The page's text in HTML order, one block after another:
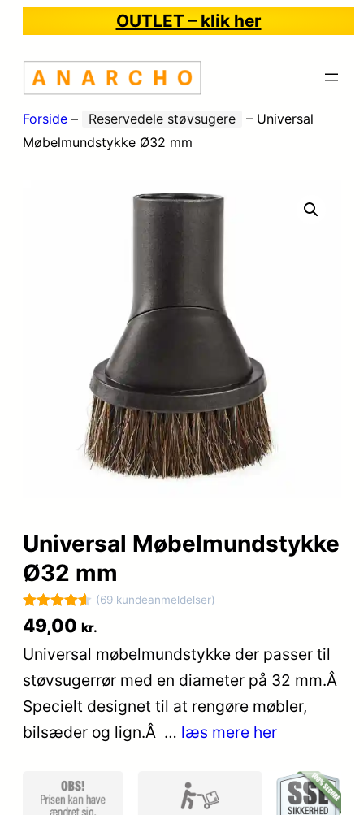
OUTLET – klik her
Forside – Reservedele støvsugere – Universal
Møbelmundstykke Ø32 mm
Universal Møbelmundstykke
Ø32 mm
Bedømt
som
ud af 5
baseret på
69
kundebedø
(69 kundeanmeldelser)
49,00 kr.
Universal møbelmundstykke der passer til
støvsugerrør med en diameter på 32 mm.Â
Specielt designet til at rengøre møbler,
bilsæder og lign.Â … læs mere her